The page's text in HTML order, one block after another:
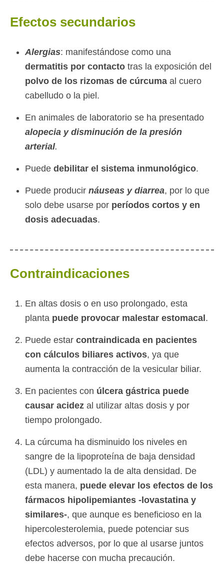
Efectos secundarios
Alergias: manifestándose como una
dermatitis por contacto tras la exposición del
polvo de los rizomas de cúrcuma al cuero
cabelludo o la piel.
En animales de laboratorio se ha presentado
alopecia y disminución de la presión
arterial.
Puede debilitar el sistema inmunológico.
Puede producir náuseas y diarrea, por lo que
solo debe usarse por períodos cortos y en
dosis adecuadas.
Contraindicaciones
En altas dosis o en uso prolongado, esta
planta puede provocar malestar estomacal .
Puede estar contraindicada en pacientes
con cálculos biliares activos, ya que
aumenta la contracción de la vesicular biliar.
En pacientes con úlcera gástrica puede
causar acidez al utilizar altas dosis y por
tiempo prolongado.
La cúrcuma ha disminuido los niveles en
sangre de la lipoproteína de baja densidad
(LDL) y aumentado la de alta densidad. De
esta manera, puede elevar los efectos de los
fármacos hipolipemiantes -lovastatina y
similares-, que aunque es beneficioso en la
hipercolesterolemia, puede potenciar sus
efectos adversos, por lo que al usarse juntos
debe hacerse con mucha precaución.